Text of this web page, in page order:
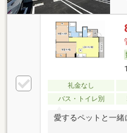
礼金なし
バス・トイレ別
愛するペットと一